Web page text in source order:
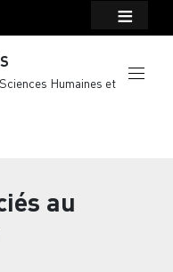
Humaines et
au